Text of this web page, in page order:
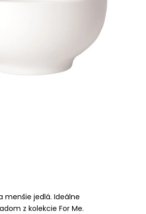
menšie jedlá. Ideálne
z kolekcie For Me.